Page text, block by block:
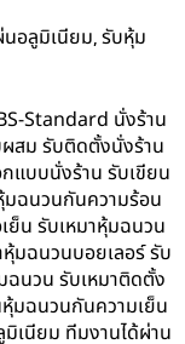
อลูมิเนียม,รับหุ้ม
Standard นั่งร้าน
สม รับติดตั้งนั่งร้าน
แบบนั่งร้าน รับเขียน
ฉนวนกันความร้อน
ย็น รับเหมาหุ้มฉนวน
มฉนวนบอยเลอร์ รับ
นวน รับเหมาติดตั้ง
มฉนวนกันความเย็น
เนียม ทีมงานได้ผ่าน